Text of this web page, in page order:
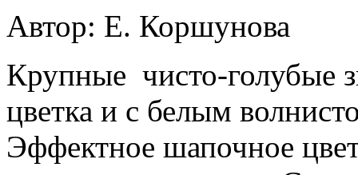
Автор: Е. Коршунова
Крупные чисто-голубые
цветка и с белым
Эффектное шапочное